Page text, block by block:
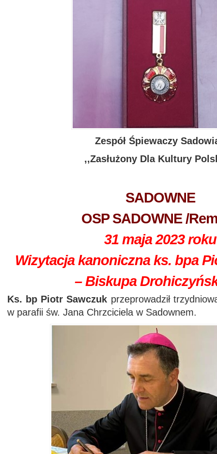
Zespół Śpiewaczy
,,Zasłużony Dla Kultury
SADOWNE
OSP SADOWNE /
31 maja 2023 roku
Wizytacja kanoniczna ks. bpa
– Biskupa Drohiczyń
Ks. bp Piotr Sawczuk przeprowadził
w parafii św. Jana Chrzciciela w Sadownem.